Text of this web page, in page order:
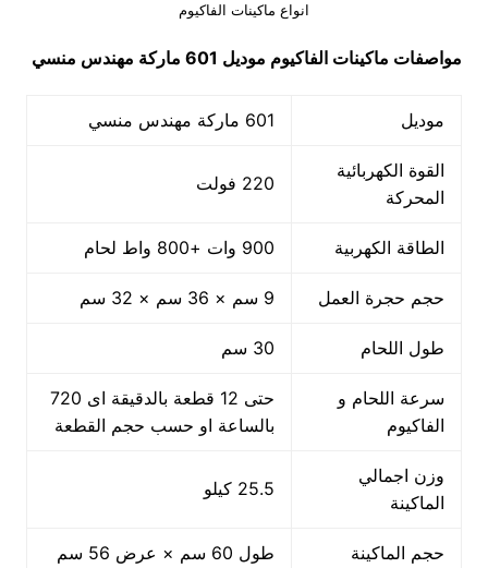
انواع ماكينات الفاكيوم
مواصفات ماكينات الفاكيوم موديل 601 ماركة مهندس منسي
موديل 601 ماركة مهندس منسي
القوة الكهربائية
المحركة
220 فولت
الطاقة الكهربية 900 وات +800 واط لحام
حجم حجرة العمل 9 سم × 36 سم × 32 سم
طول اللحام 30 سم
سرعة اللحام و
الفاكيوم
حتى 12 قطعة بالدقيقة اى 720
بالساعة او حسب حجم القطعة
وزن اجمالي
الماكينة
25.5 كيلو
حجم الماكينة
طول 60 سم × عرض 56 سم